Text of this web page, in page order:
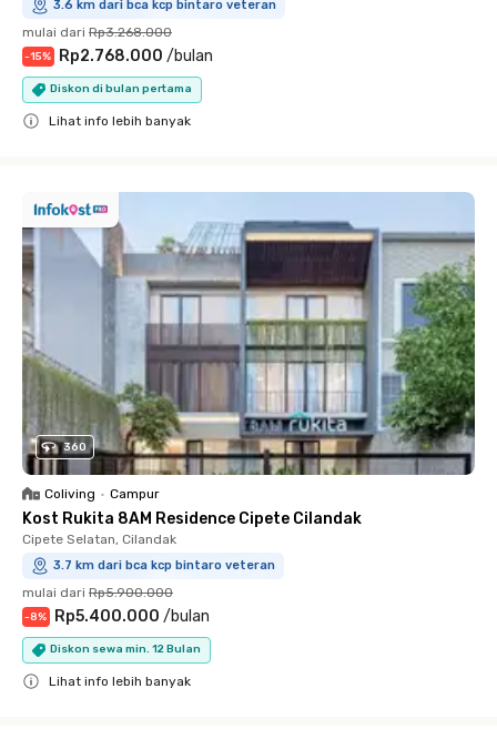
3.6 km dari bca kcp bintaro veteran
mulai dari Rp3.268.000
-15% Rp2.768.000 /bulan
Diskon di bulan pertama
Lihat info lebih banyak
360
Coliving • Campur
Kost Rukita 8AM Residence Cipete Cilandak
Cipete Selatan, Cilandak
3.7 km dari bca kcp bintaro veteran
mulai dari Rp5.900.000
-8% Rp5.400.000 /bulan
Diskon sewa min. 12 Bulan
Lihat info lebih banyak